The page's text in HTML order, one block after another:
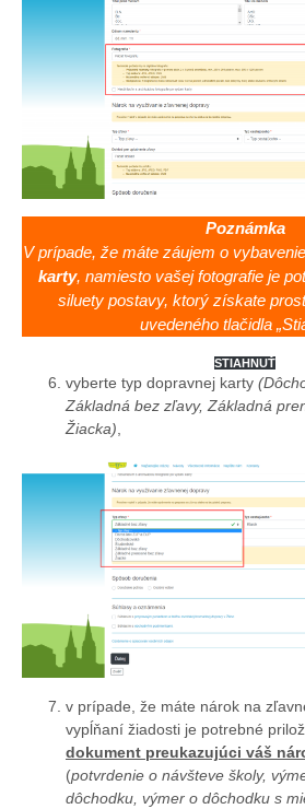
Poznámka
V prípade, že máte záujem o vybavenie
karty, namiesto vašej fotografie je
siluety postavy, ktorý získate
uvedeného tlačidla
STIAHNUŤ
vyberte typ dopravnej karty
Základná bez zľavy, Základná
Žiacka),
v prípade, že máte nárok na
vypĺňaní žiadosti je potrebné
dokument preukazujúci váš
(potvrdenie o návšteve školy,
dôchodku, výmer o dôchodku s